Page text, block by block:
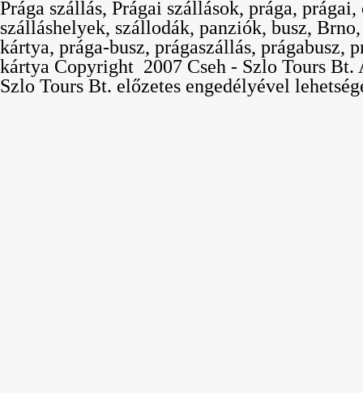
Prága szállás, Prágai szállások, prága,
szálláshelyek, szállodák, panziók, busz,
kártya, prága-busz, prágaszállás, prágabusz,
kártya Copyright  2007 Cseh - Szlo Tours
Szlo Tours Bt. előzetes engedélyével